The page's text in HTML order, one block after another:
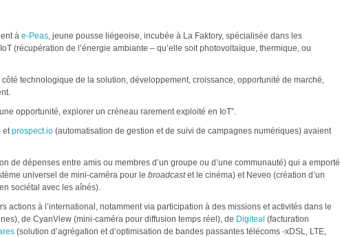
à e-Peas, jeune pousse liégeoise, incubée à La Faktory, spécialisée dans les
(récupération de l’énergie ambiante – qu’elle soit photovoltaïque, thermique, ou
technologique de la solution, développement, croissance, opportunité de marché,
opportunité, explorer un créneau rarement exploité en IoT”.
etprospect.io (automatisation de gestion et de suivi de campagnes numériques) avaient
de dépenses entre amis ou membres d’un groupe ou d’une communauté) qui a emporté
universel de mini-caméra pour le broadcastet le cinéma) et Neveo (création d’un
sociétal avec les aînés).
actions à l’international, notamment via participation à des missions et activités dans le
de CyanView (mini-caméra pour diffusion temps réel), de Digiteal (facturation
(solution d’agrégation et d’optimisation de bandes passantes télécoms -xDSL, LTE,